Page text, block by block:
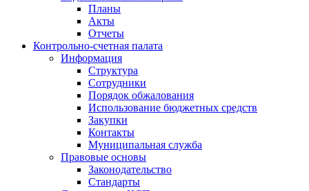
Планы
Акты
Отчеты
Контрольно-счетная палата
Информация
Структура
Сотрудники
Порядок обжалования
Использование бюджетных средств
Закупки
Контакты
Муниципальная служба
Правовые основы
Законодательство
Стандарты